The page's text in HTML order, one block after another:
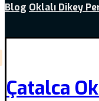
Blog Oklalı Dikey
Çatalca